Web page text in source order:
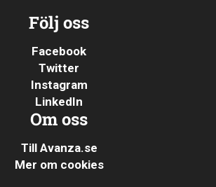
Följ oss
Facebook
Twitter
Instagram
LinkedIn
Om oss
Till Avanza.se
Mer om cookies